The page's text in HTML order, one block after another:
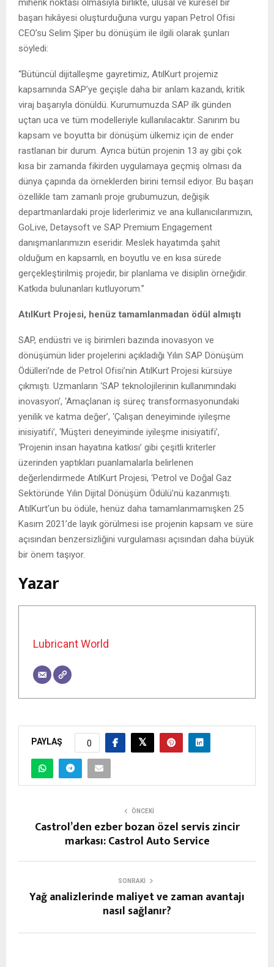
başarı hikâyesi oluşturduğuna vurgu yapan Petrol Ofisi
CEO’su Selim Şiper bu dönüşüm ile ilgili olarak şunları
söyledi:
“Bütüncül dijitalleşme gayretimiz, AtılKurt projemiz
kapsamında SAP’ye geçişle daha bir anlam kazandı, kritik
viraj başarıyla dönüldü. Kurumumuzda SAP ilk günden
uçtan uca ve tüm modelleriyle kullanılacaktır. Sanırım bu
kapsam ve boyutta bir dönüşüm ülkemiz için de ender
rastlanan bir durum. Ayrıca bütün projenin 13 ay gibi çok
kısa bir zamanda fikirden uygulamaya geçmiş olması da
dünya çapında da örneklerden birini temsil ediyor. Bu başarı
özellikle tam zamanlı proje grubumuzun, değişik
departmanlardaki proje liderlerimiz ve ana kullanıcılarımızın,
GoLive, Detaysoft ve SAP Premium Engagement
danışmanlarımızın eseridir. Meslek hayatımda şahit
olduğum en kapsamlı, en boyutlu ve en kısa sürede
gerçekleştirilmiş projedir, bir planlama ve disiplin örneğidir.
Katkıda bulunanları kutluyorum.”
AtılKurt Projesi, henüz tamamlanmadan ödül almıştı
SAP, endüstri ve iş birimleri bazında inovasyon ve
dönüşümün lider projelerini açıkladığı Yılın SAP Dönüşüm
Ödülleri’nde de Petrol Ofisi’nin AtılKurt Projesi kürsüye
çıkmıştı. Uzmanların ‘SAP teknolojilerinin kullanımındaki
inovasyon’, ‘Amaçlanan iş süreç transformasyonundaki
yenilik ve katma değer’, ‘Çalışan deneyiminde iyileşme
inisiyatifi’, ‘Müşteri deneyiminde iyileşme inisiyatifi’,
‘Projenin insan hayatına katkısı’ gibi çeşitli kriterler
üzerinden yaptıkları puanlamalarla belirlenen
değerlendirmede AtılKurt Projesi, ‘Petrol ve Doğal Gaz
Sektöründe Yılın Dijital Dönüşüm Ödülü’nü kazanmıştı.
AtılKurt’un bu ödüle, henüz daha tamamlanmamışken 25
Kasım 2021’de layık görülmesi ise projenin kapsam ve süre
açısından benzersizliğini vurgulaması açısından daha büyük
bir önem taşıyor.
Yazar
Lubricant World
PAYLAŞ 0
ÖNCEKI
Castrol’den ezber bozan özel servis zincir
markası: Castrol Auto Service
SONRAKI
Yağ analizlerinde maliyet ve zaman avantajı
nasıl sağlanır?